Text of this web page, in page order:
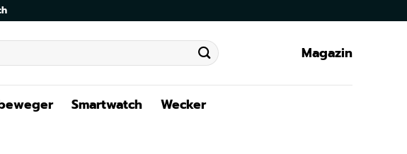
Magazin
Smartwatch Wecker